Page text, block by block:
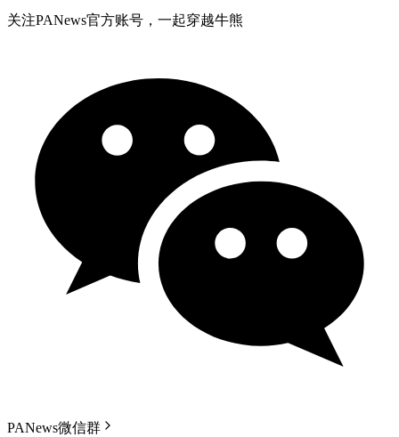
关注PANews官方账号，一起穿越牛熊
PANews微信群